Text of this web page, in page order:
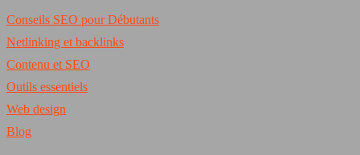
Conseils SEO pour Débutants
Netlinking et backlinks
Contenu et SEO
Outils essentiels
Web design
Blog